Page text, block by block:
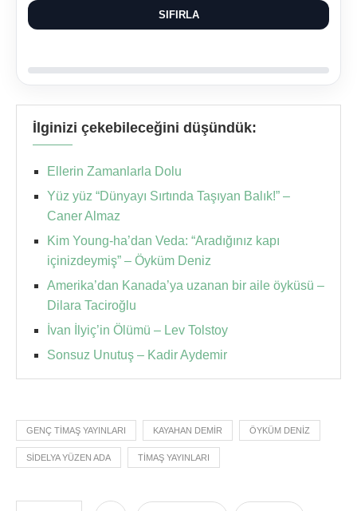
SIFIRLA
İlginizi çekebileceğini düşündük:
Ellerin Zamanlarla Dolu
Yüz yüz “Dünyayı Sırtında Taşıyan Balık!” –
Caner Almaz
Kim Young-ha’dan Veda: “Aradığınız kapı
içinizdeymiş” – Öyküm Deniz
Amerika’dan Kanada’ya uzanan bir aile öyküsü –
Dilara Taciroğlu
İvan İlyiç’in Ölümü – Lev Tolstoy
Sonsuz Unutuş – Kadir Aydemir
GENÇ TIMAŞ YAYINLARI KAYAHAN DEMIR ÖYKÜM DENIZ
SIDELYA YÜZEN ADA TIMAŞ YAYINLARI